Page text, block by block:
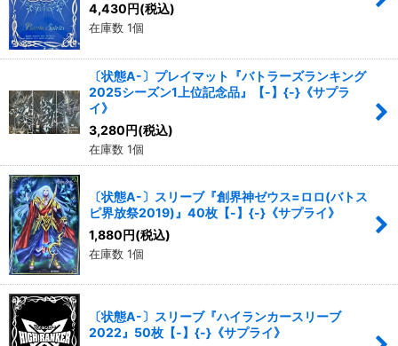
4,430円(税込)
在庫数 1個
〔状態A-〕プレイマット『バトラーズランキング
2025シーズン1上位記念品』【-】{-}《サプラ
イ》
3,280円(税込)
在庫数 1個
〔状態A-〕スリーブ『創界神ゼウス=ロロ(バトス
ピ界放祭2019)』40枚【-】{-}《サプライ》
1,880円(税込)
在庫数 1個
〔状態A-〕スリーブ『ハイランカースリーブ
2022』50枚【-】{-}《サプライ》